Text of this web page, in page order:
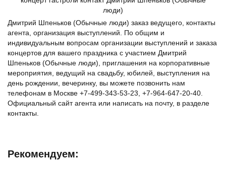
Дмитрий Шпеньков (Обычные люди) заказ ведущего, контакты
агента, организация выступлений. По общим и
индивидуальным вопросам организации выступлений и заказа
концертов для вашего праздника с участием Дмитрий
Шпеньков (Обычные люди), приглашения на корпоративные
мероприятия, ведущий на свадьбу, юбилей, выступления на
день рождении, вечеринку, вы можете позвонить нам
телефонам в Москве +7-499-343-53-23, +7-964-647-20-40.
Официальный сайт агента или написать на почту, в разделе
контакты.
Рекомендуем: